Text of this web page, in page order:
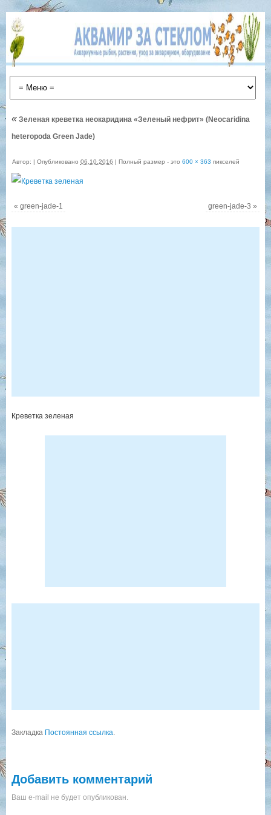
«Зеленая креветка неокаридина «Зеленый нефрит» (Neocaridina
heteropoda Green Jade)
Автор: | Опубликовано 06.10.2016 | Полный размер - это 600 × 363 пикселей
« green-jade-1 green-jade-3 »
Креветка зеленая
Закладка Постоянная ссылка.
Добавить комментарий
Ваш e-mail не будет опубликован.